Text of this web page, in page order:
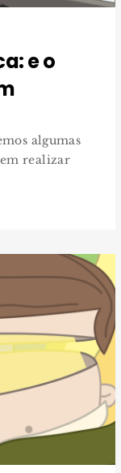
e o
algumas
realizar